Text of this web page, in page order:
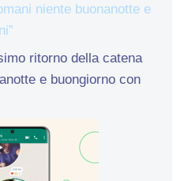
niente buonanotte e
ritorno della catena
e buongiorno con